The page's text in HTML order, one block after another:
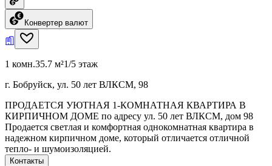
Конвертер валют
1 комн.35.7 м²1/5 этаж
г. Бобруйск, ул. 50 лет ВЛКСМ, 98
ПРОДАЕТСЯ УЮТНАЯ 1-КОМНАТНАЯ КВАРТИРА В
КИРПИЧНОМ ДОМЕ по адресу ул. 50 лет ВЛКСМ, дом 98
Продается светлая и комфортная однокомнатная квартира в
надежном кирпичном доме, который отличается отличной
тепло- и шумоизоляцией.
Контакты